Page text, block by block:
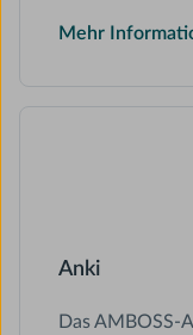
Mehr
Anki
Das AMBOSS-